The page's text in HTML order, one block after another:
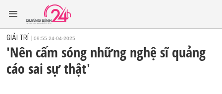
GIẢI TRÍ 09:55 24-04-2025
'Nên cấm sóng những nghệ sĩ quảng
cáo sai sự thật'